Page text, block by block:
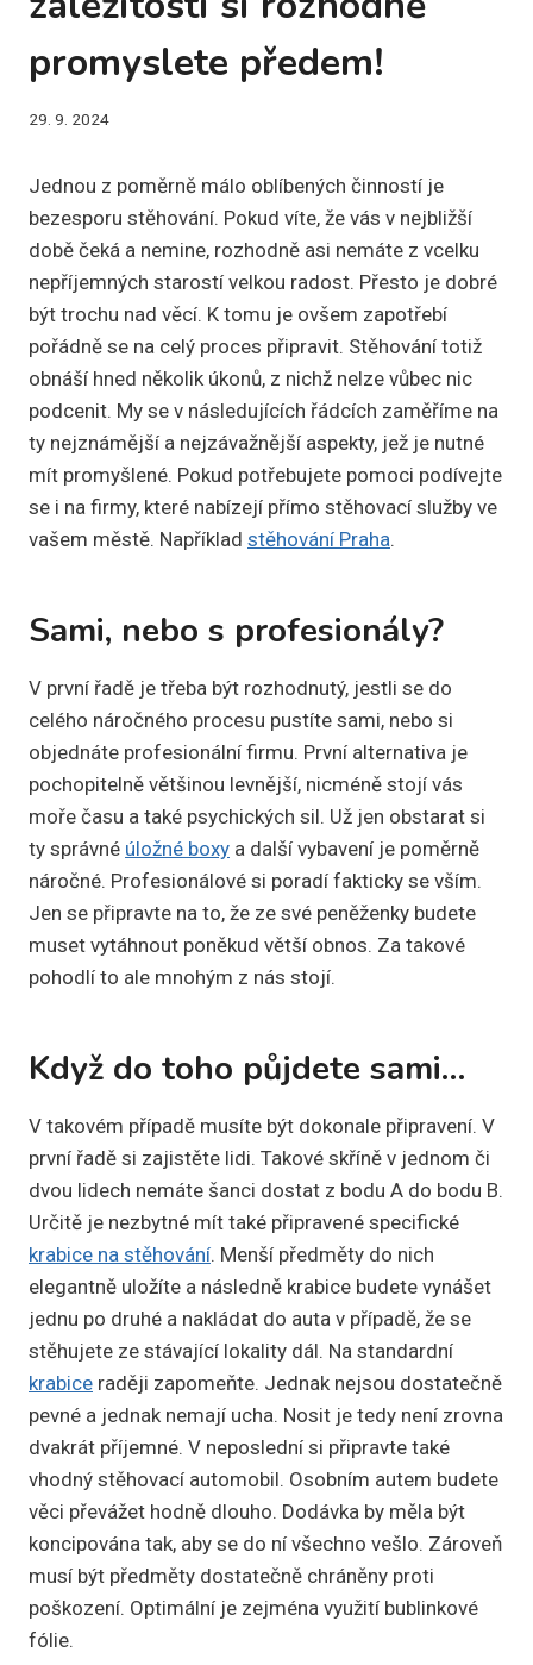
promyslete předem!
29. 9. 2024
Jednou z poměrně málo oblíbených činností je
bezesporu stěhování. Pokud víte, že vás v nejbližší
době čeká a nemine, rozhodně asi nemáte z vcelku
nepříjemných starostí velkou radost. Přesto je dobré
být trochu nad věcí. K tomu je ovšem zapotřebí
pořádně se na celý proces připravit. Stěhování totiž
obnáší hned několik úkonů, z nichž nelze vůbec nic
podcenit. My se v následujících řádcích zaměříme na
ty nejznámější a nejzávažnější aspekty, jež je nutné
mít promyšlené. Pokud potřebujete pomoci podívejte
se i na firmy, které nabízejí přímo stěhovací služby ve
vašem městě. Například stěhování Praha.
Sami, nebo s profesionály?
V první řadě je třeba být rozhodnutý, jestli se do
celého náročného procesu pustíte sami, nebo si
objednáte profesionální firmu. První alternativa je
pochopitelně většinou levnější, nicméně stojí vás
moře času a také psychických sil. Už jen obstarat si
ty správné úložné boxy a další vybavení je poměrně
náročné. Profesionálové si poradí fakticky se vším.
Jen se připravte na to, že ze své peněženky budete
muset vytáhnout poněkud větší obnos. Za takové
pohodlí to ale mnohým z nás stojí.
Když do toho půjdete sami…
V takovém případě musíte být dokonale připravení. V
první řadě si zajistěte lidi. Takové skříně v jednom či
dvou lidech nemáte šanci dostat z bodu A do bodu B.
Určitě je nezbytné mít také připravené specifické
krabice na stěhování. Menší předměty do nich
elegantně uložíte a následně krabice budete vynášet
jednu po druhé a nakládat do auta v případě, že se
stěhujete ze stávající lokality dál. Na standardní
krabice raději zapomeňte. Jednak nejsou dostatečně
pevné a jednak nemají ucha. Nosit je tedy není zrovna
dvakrát příjemné. V neposlední si připravte také
vhodný stěhovací automobil. Osobním autem budete
věci převážet hodně dlouho. Dodávka by měla být
koncipována tak, aby se do ní všechno vešlo. Zároveň
musí být předměty dostatečně chráněny proti
poškození. Optimální je zejména využití bublinkové
fólie.